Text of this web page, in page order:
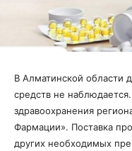
В Алматинской области
средств не
здравоохранения
Фармации». Поставка
других необходимых